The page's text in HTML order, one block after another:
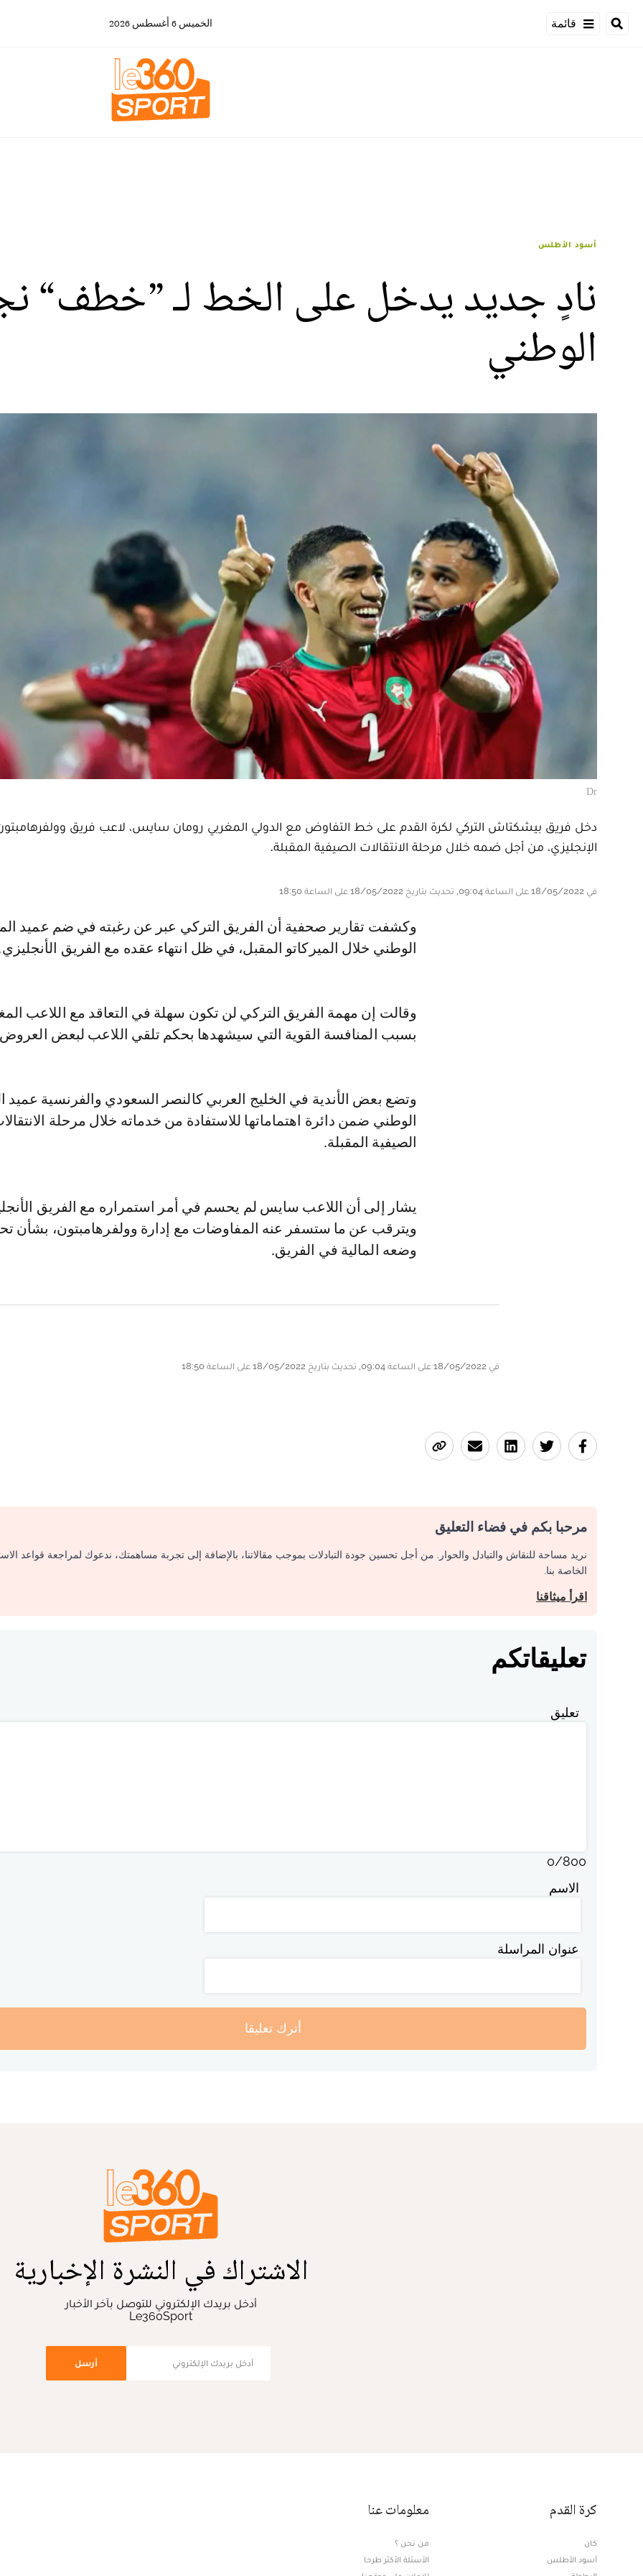
قائمة الخميس 6 أغسطس 2026
أسود الأطلس
نادٍ جديد يدخل على الخط لـ ”خطف“
الوطني
Dr
دخل فريق بيشكتاش التركي لكرة القدم على خط التفاوض مع الدولي المغربي رومان سايس، لاعب فريق
الإنجليزي، من أجل ضمه خلال مرحلة الانتقالات الصيفية المقبلة.
في 18/05/2022 على الساعة 09:04, تحديث بتاريخ 18/05/2022 على الساعة 18:50
وكشفت تقارير صحفية أن الفريق التركي عبر عن رغبته في ضم عميد المنتخب
الوطني خلال الميركاتو المقبل، في ظل انتهاء عقده مع الفريق
وقالت إن مهمة الفريق التركي لن تكون سهلة في التعاقد مع اللاعب
بسبب المنافسة القوية التي سيشهدها بحكم تلقي اللاعب لبعض
وتضع بعض الأندية في الخليج العربي كالنصر السعودي والفرنسية عميد
الوطني ضمن دائرة اهتماماتها للاستفادة من خدماته خلال مرحلة
الصيفية المقبلة.
يشار إلى أن اللاعب سايس لم يحسم في أمر استمراره مع الفريق
ويترقب عن ما ستسفر عنه المفاوضات مع إدارة وولفرهامبتون، بشأن
وضعه المالية في الفريق.
في 18/05/2022 على الساعة 09:04, تحديث بتاريخ 18/05/2022 على الساعة 18:50
مرحبا بكم في فضاء التعليق
نريد مساحة للنقاش والتبادل والحوار. من أجل تحسين جودة التبادلات بموجب مقالاتنا، بالإضافة إلى تجربة مساهمتك، ندعوك لمراجعة قواعد
الخاصة بنا.
اقرأ ميثاقنا
تعليقاتكم
تعليق
0/800
الاسم
عنوان المراسلة
أترك تعليقا
الاشتراك في النشرة الإخبارية
أدخل بريدك الإلكتروني للتوصل بآخر الأخبار
Le360Sport
أرسل
كرة القدم
كان
أسود الأطلس
معلومات عنا
من نحن ؟
الأسئلة الأكثر طرحا